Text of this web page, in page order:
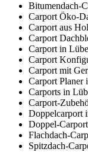
Bitumendach-
Carport Öko-
Carport aus
Carport
Carport in
Carport
Carport mit
Carport Planer
Carports in
Carport-
Doppelcarport
Doppel-
Flachdach-
Spitzdach-